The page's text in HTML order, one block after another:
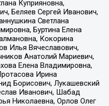
Куприяновна,
Беляев Сергей Иванович,
Светлана
Буртина Елена
Кокорина
Илья Вячеславович,
Анатолий Мариевич,
Елена Владимировна,
Ирина
Борисович, Лукашевский
Иванович, Шабад
Николаевна, Орлов Олег